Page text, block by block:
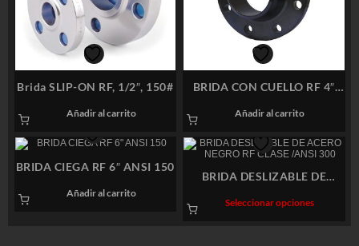
Brida SLIP-ON RF, 1/2″, 150#
Añadir al carrito
BRIDA CON CUELLO RF 4″
Añadir al carrito
BRIDA CIEGA RF 6″ ANSI 150
Añadir al carrito
BRIDA DESLIZABLE DE
/ANSI 300
Seleccionar opciones